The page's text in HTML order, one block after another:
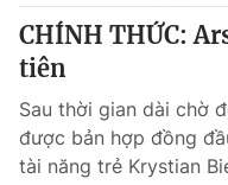
Sản phẩm
Thị trường
Tư vấn
Lịch phát sóng
Chuyên mục khác
CHÍNH THỨC:
tiên
Sau thời gian dài chờ
được bản hợp đồng
tài năng trẻ Krystian